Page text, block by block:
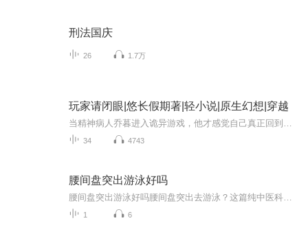
刑法国庆
26 1.7万
玩家请闭眼|悠长假期著|轻小说|原生幻想|穿越
34 4743
腰间盘突出游泳好吗
1 6